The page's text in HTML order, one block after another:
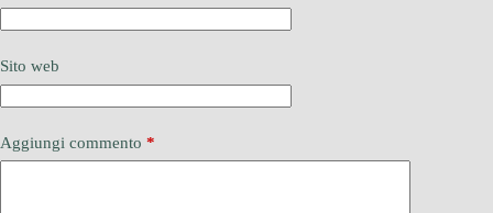
Sito web
Aggiungi commento *